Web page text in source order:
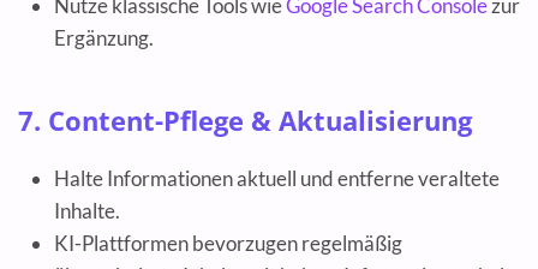
Nutze klassische Tools wieGoogle Search Consolezur
Ergänzung.
7. Content-Pflege & Aktualisierung
Halte Informationen aktuell und entferne veraltete
Inhalte.
KI-Plattformen bevorzugen regelmäßig